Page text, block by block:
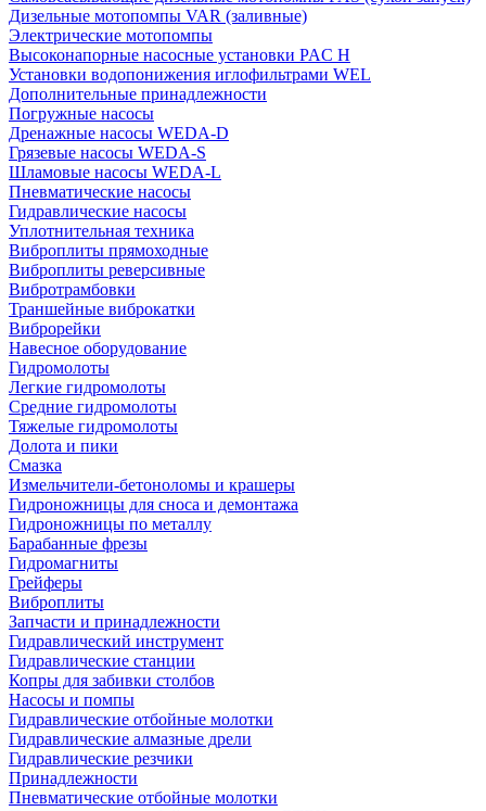
Дизельные мотопомпы VAR (заливные)
Электрические мотопомпы
Высоконапорные насосные установки PAC H
Установки водопонижения иглофильтрами WEL
Дополнительные принадлежности
Погружные насосы
Дренажные насосы WEDA-D
Грязевые насосы WEDA-S
Шламовые насосы WEDA-L
Пневматические насосы
Гидравлические насосы
Уплотнительная техника
Виброплиты прямоходные
Виброплиты реверсивные
Вибротрамбовки
Траншейные виброкатки
Виброрейки
Навесное оборудование
Гидромолоты
Легкие гидромолоты
Средние гидромолоты
Тяжелые гидромолоты
Долота и пики
Смазка
Измельчители-бетоноломы и крашеры
Гидроножницы для сноса и демонтажа
Гидроножницы по металлу
Барабанные фрезы
Гидромагниты
Грейферы
Виброплиты
Запчасти и принадлежности
Гидравлический инструмент
Гидравлические станции
Копры для забивки столбов
Насосы и помпы
Гидравлические отбойные молотки
Гидравлические алмазные дрели
Гидравлические резчики
Принадлежности
Пневматические отбойные молотки